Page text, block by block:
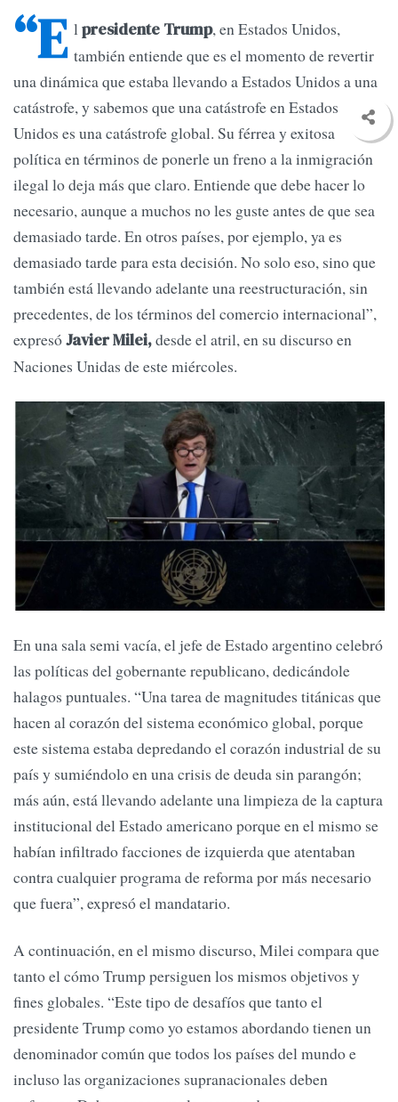
“E lpresidente Trump, en Estados Unidos,
también entiende que es el momento de revertir
una dinámica que estaba llevando a Estados Unidos a una
catástrofe, y sabemos que una catástrofe en Estados
Unidos es una catástrofe global. Su férrea y exitosa
política en términos de ponerle un freno a la inmigración
ilegal lo deja más que claro. Entiende que debe hacer lo
necesario, aunque a muchos no les guste antes de que sea
demasiado tarde. En otros países, por ejemplo, ya es
demasiado tarde para esta decisión. No solo eso, sino que
también está llevando adelante una reestructuración, sin
precedentes, de los términos del comercio internacional”,
expresóJavier Milei,desde el atril, en su discurso en
Naciones Unidas de este miércoles.
En una sala semi vacía, el jefe de Estado argentino celebró
las políticas del gobernante republicano, dedicándole
halagos puntuales. “Una tarea de magnitudes titánicas que
hacen al corazón del sistema económico global, porque
este sistema estaba depredando el corazón industrial de su
país y sumiéndolo en una crisis de deuda sin parangón;
más aún, está llevando adelante una limpieza de la captura
institucional del Estado americano porque en el mismo se
habían infiltrado facciones de izquierda que atentaban
contra cualquier programa de reforma por más necesario
que fuera”, expresó el mandatario.
A continuación, en el mismo discurso, Milei compara que
tanto el cómo Trump persiguen los mismos objetivos y
fines globales. “Este tipo de desafíos que tanto el
presidente Trump como yo estamos abordando tienen un
denominador común que todos los países del mundo e
incluso las organizaciones supranacionales deben